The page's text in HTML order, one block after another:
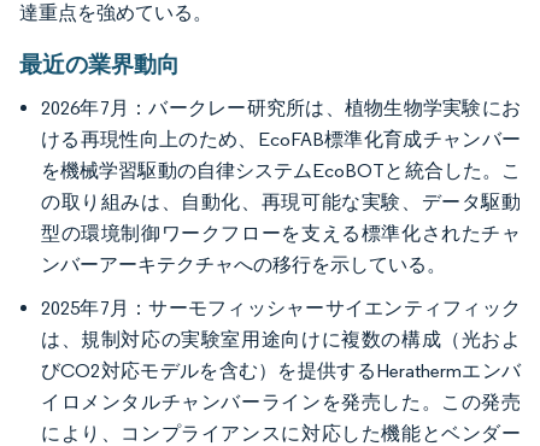
達重点を強めている。
最近の業界動向
2026年7月：バークレー研究所は、植物生物学実験にお
ける再現性向上のため、EcoFAB標準化育成チャンバー
を機械学習駆動の自律システムEcoBOTと統合した。こ
の取り組みは、自動化、再現可能な実験、データ駆動
型の環境制御ワークフローを支える標準化されたチャ
ンバーアーキテクチャへの移行を示している。
2025年7月：サーモフィッシャーサイエンティフィック
は、規制対応の実験室用途向けに複数の構成（光およ
びCO2対応モデルを含む）を提供するHerathermエンバ
イロメンタルチャンバーラインを発売した。この発売
により、コンプライアンスに対応した機能とベンダー